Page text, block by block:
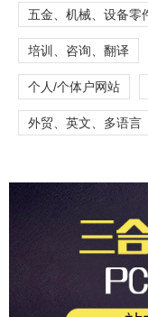
五金、机械、设备零
培训、咨询、翻译
个人/个体户网站
外贸、英文、多语言